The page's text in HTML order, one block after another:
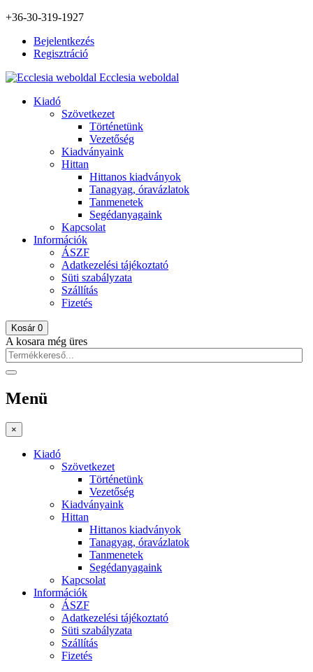
+36-30-319-1927
Bejelentkezés
Regisztráció
Ecclesia weboldal
Kiadó
Szövetkezet
Történetünk
Vezetőség
Kiadványaink
Hittan
Hittanos kiadványok
Tanagyag, óravázlatok
Tanmenetek
Segédanyagaink
Kapcsolat
Információk
ÁSZF
Adatkezelési tájékoztató
Süti szabályzata
Szállítás
Fizetés
Kosár 0
A kosara még üres
Menü
×
Kiadó
Szövetkezet
Történetünk
Vezetőség
Kiadványaink
Hittan
Hittanos kiadványok
Tanagyag, óravázlatok
Tanmenetek
Segédanyagaink
Kapcsolat
Információk
ÁSZF
Adatkezelési tájékoztató
Süti szabályzata
Szállítás
Fizetés